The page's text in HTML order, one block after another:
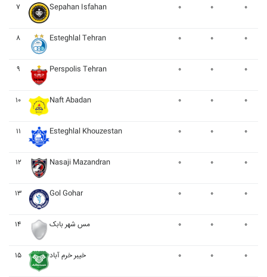
۷ Sepahan Isfahan ۰ ۰ ۰
۸ Esteghlal Tehran ۰ ۰ ۰
۹ Perspolis Tehran ۰ ۰ ۰
۱۰ Naft Abadan ۰ ۰ ۰
۱۱ Esteghlal Khouzestan ۰ ۰ ۰
۱۲ Nasaji Mazandran ۰ ۰ ۰
۱۳ Gol Gohar ۰ ۰ ۰
۱۴ مس شهر بابک ۰ ۰ ۰
۱۵ خيبر خرم آباد ۰ ۰ ۰